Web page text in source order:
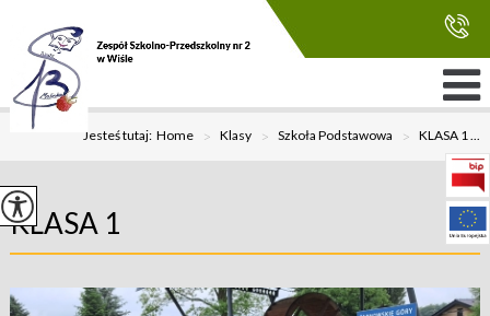
Jesteś tutaj:Home > Klasy > Szkoła Podstawowa > KLASA 1 ...
KLASA 1